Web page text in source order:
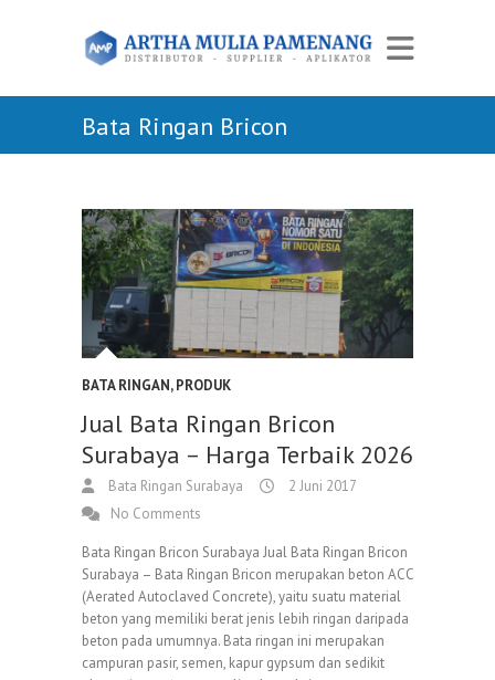
Bata Ringan Bricon
BATA RINGAN,PRODUK
Jual Bata Ringan Bricon
Surabaya – Harga Terbaik 2026
Bata Ringan Surabaya
2 Juni 2017
No Comments
Bata Ringan Bricon Surabaya Jual Bata Ringan Bricon
Surabaya – Bata Ringan Bricon merupakan beton ACC
(Aerated Autoclaved Concrete), yaitu suatu material
beton yang memiliki berat jenis lebih ringan daripada
beton pada umumnya. Bata ringan ini merupakan
campuran pasir, semen, kapur gypsum dan sedikit